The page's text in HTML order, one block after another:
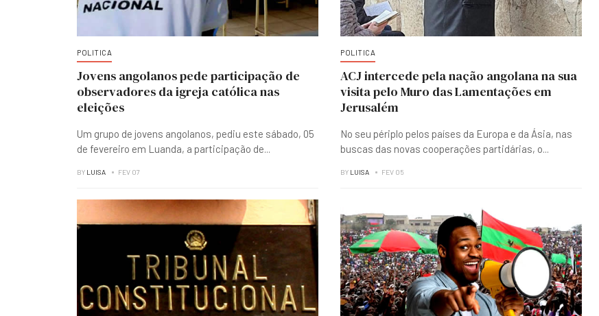
POLITICA
Jovens angolanos pede participação de
observadores da igreja católica nas
eleições
Um grupo de jovens angolanos, pediu este sábado, 05
de fevereiro em Luanda, a participação de...
BY LUISA FEV 07
POLITICA
ACJ intercede pela nação angolana na sua
visita pelo Muro das Lamentações em
Jerusalém
No seu périplo pelos países da Europa e da Ásia, nas
buscas das novas cooperações partidárias, o...
BY LUISA FEV 05